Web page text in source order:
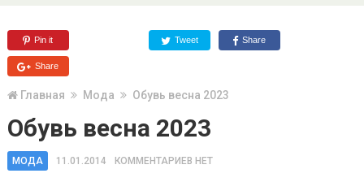
Pin it Tweet Share
Share
Главная Мода Обувь весна 2023
Обувь весна 2023
МОДА 11.01.2014 КОММЕНТАРИЕВ НЕТ